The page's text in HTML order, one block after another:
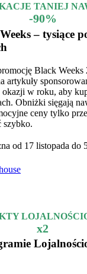
TANIEJ
-90%
– tysiące
Black
artykuły
okazji w roku, aby
Obniżki sięgają
ceny tylko
szybko.
od 17 listopada do
x2